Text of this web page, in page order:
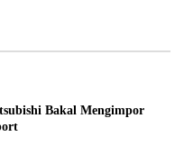
Bakal Mengimpor